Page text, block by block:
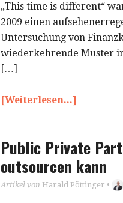
„This time is different“
2009 einen
Untersuchung von
wiederkehrende Muster
[…]
[Weiterlesen...]
Public Private
outsourcen kann
Artikel von Harald Pöttinger •